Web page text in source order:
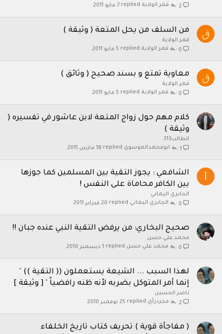
2
7 مايو 2011 قمر الولاية
ق من السلف من يحل المتعة ( وثيقة )
قمر الولاية
0
5 مايو 2011 قمر الولاية
ق معاوية تمتع و بسند صحيح ( وثائق )
قمر الولاية
0
5 مايو 2011 قمر الولاية
كلام مهم حول زواج المتعة لابن عاشور في تفسيره (
وثيقة )
الطالب313
1
18 مارس 2011 ابومحمدالموسوي
ا
الشافعي : يجوز التقية بين المسلمين كما جوزها
بين الكافر محاماة على النفس !
الجابري اليماني
0
20 فبراير 2011 الجابري اليماني
صحيح البخاري: من يرفض التقية النبي عنده جبان !!
محمد علي حسن
0
1 ديسمبر 2010 محمد علي حسن
لهذا السبب ... الشيعة يستعملون (( التقية )) '
إنما أمر المتوكل بضربه لأنه ظنه رافضياً ' [ وثيقة ]
ناصر الحسين
2
25 نوفمبر 2010 مجردرأي
( مفاجأة قوية ) تحريف كتاب تاريخ الخلفاء